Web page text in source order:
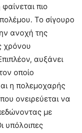
πιο
Το σίγουρο
ανοχή της
χρόνου
αυξάνει
οποίο
η πολεμοχαρής
ονειρεύεται να
με
υπόλοιπες